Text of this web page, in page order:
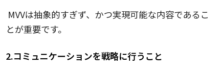
MVVは抽象的すぎず、かつ実現可能な内容であるこ
とが重要です。
2.コミュニケーションを戦略に行うこと